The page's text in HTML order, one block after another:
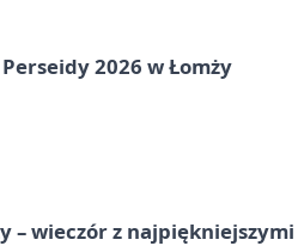
2026 w Łomży
– wieczór z